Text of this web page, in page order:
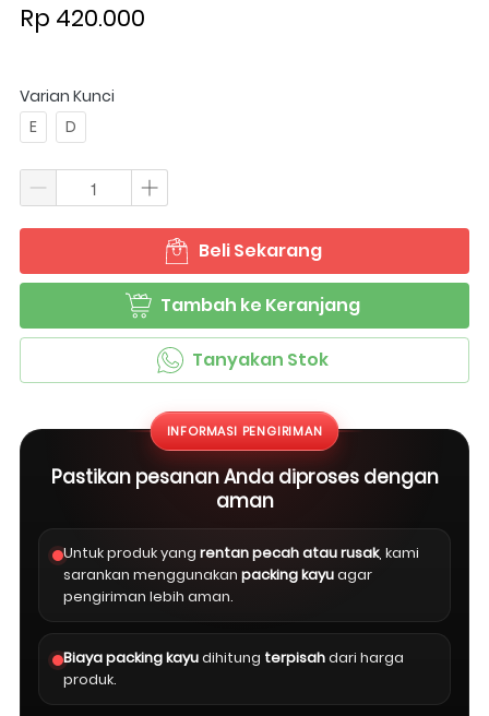
Rp 420.000
Varian Kunci
E
D
` Beli Sekarang
` Tambah ke Keranjang
` Tanyakan Stok
INFORMASI PENGIRIMAN
Pastikan pesanan Anda diproses dengan
aman
Untuk produk yang rentan pecah atau rusak, kami
sarankan menggunakan packing kayuagar
pengiriman lebih aman.
Biaya packing kayudihitung terpisahdari harga
produk.